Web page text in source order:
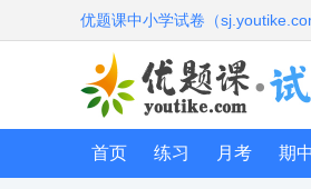
优题课中小学试卷（
首页 练习 月考 期中